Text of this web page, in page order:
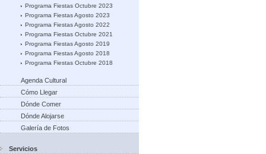
Programa Fiestas Octubre 2023
Programa Fiestas Agosto 2023
Programa Fiestas Agosto 2022
Programa Fiestas Octubre 2021
Programa Fiestas Agosto 2019
Programa Fiestas Agosto 2018
Programa Fiestas Octubre 2018
Agenda Cultural
Cómo Llegar
Dónde Comer
Dónde Alojarse
Galería de Fotos
Servicios